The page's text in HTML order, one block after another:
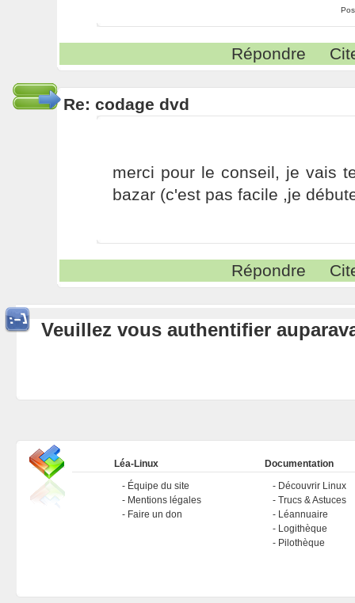
Répondre
Re: codage dvd
merci pour le conseil, je vais
bazar (c'est pas facile ,je
Répondre
Veuillez vous authentifier
Léa-Linux
Équipe du site
Mentions légales
Faire un don
Documentation
Découvrir Linux
Trucs & Astuces
Léannuaire
Logithèque
Pilothèque